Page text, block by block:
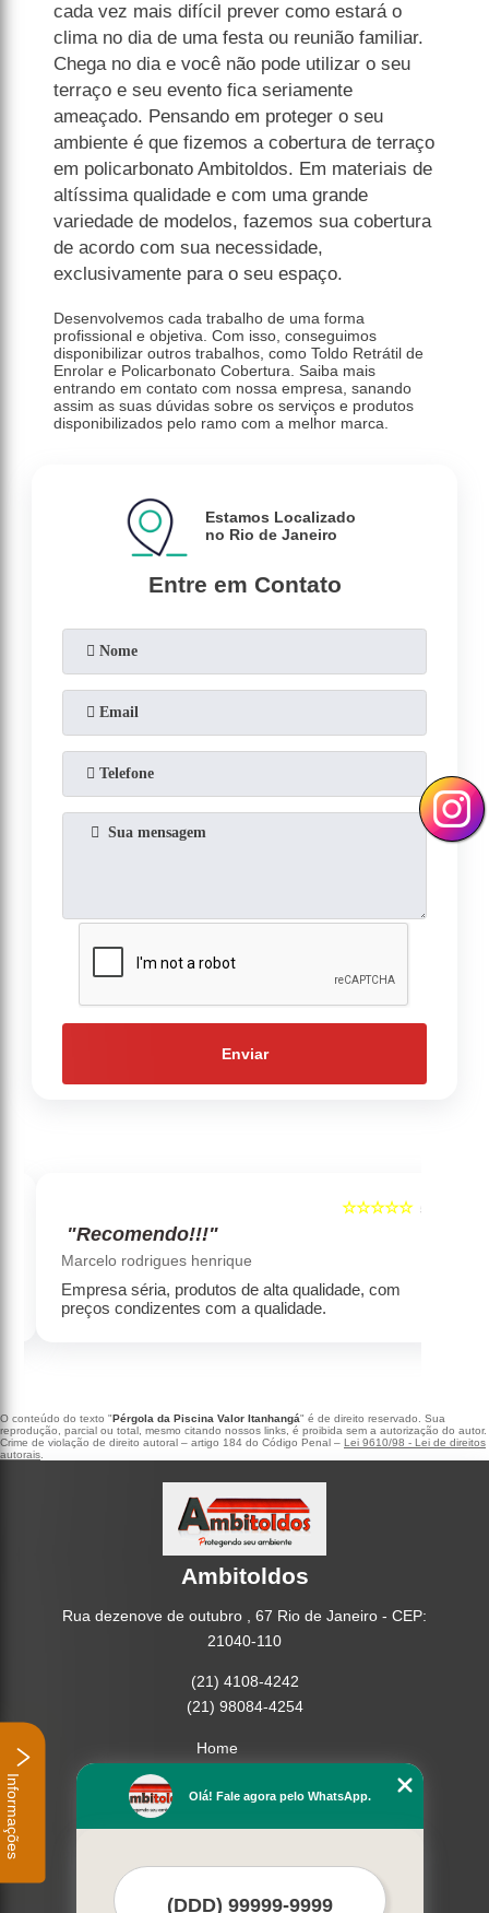
cada vez mais difícil prever como estará o
clima no dia de uma festa ou reunião familiar.
Chega no dia e você não pode utilizar o seu
terraço e seu evento fica seriamente
ameaçado. Pensando em proteger o seu
ambiente é que fizemos a cobertura de terraço
em policarbonato Ambitoldos. Em materiais de
altíssima qualidade e com uma grande
variedade de modelos, fazemos sua cobertura
de acordo com sua necessidade,
exclusivamente para o seu espaço.
Desenvolvemos cada trabalho de uma forma
profissional e objetiva. Com isso, conseguimos
disponibilizar outros trabalhos, como Toldo Retrátil de
Enrolar e Policarbonato Cobertura. Saiba mais
entrando em contato com nossa empresa, sanando
assim as suas dúvidas sobre os serviços e produtos
disponibilizados pelo ramo com a melhor marca.
Entre em Contato
Estamos Localizado
no Rio de Janeiro
Enviar
5
☆☆☆☆☆
"Recomendo!!!"
Marcelo rodrigues henrique
Empresa séria, produtos de alta qualidade, com
preços condizentes com a qualidade.
O conteúdo do texto "Pérgola da Piscina Valor Itanhangá" é de direito reservado. Sua
reprodução, parcial ou total, mesmo citando nossos links, é proibida sem a autorização do autor.
Crime de violação de direito autoral – artigo 184 do Código Penal – Lei 9610/98 - Lei de direitos
autorais
Ambitoldos
Rua dezenove de outubro , 67 Rio de Janeiro - CEP:
21040-110
(21) 4108-4242
(21) 98084-4254
Home
Missão
Mapa do site
Mais Serviços
Olá! Fale agora pelo WhatsApp.
Informações